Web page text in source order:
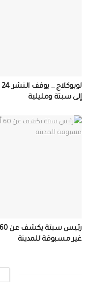
إلى سبتة ومليلية
غير مسبوقة للمدينة